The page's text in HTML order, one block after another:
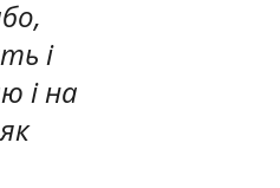
і
і на